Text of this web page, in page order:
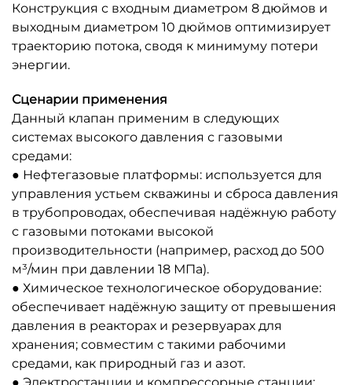
Конструкция с входным диаметром 8 дюймов и
выходным диаметром 10 дюймов оптимизирует
траекторию потока, сводя к минимуму потери
энергии.
Сценарии применения
Данный клапан применим в следующих
системах высокого давления с газовыми
средами:
● Нефтегазовые платформы: используется для
управления устьем скважины и сброса давления
в трубопроводах, обеспечивая надёжную работу
с газовыми потоками высокой
производительности (например, расход до 500
м³/мин при давлении 18 МПа).
● Химическое технологическое оборудование:
обеспечивает надёжную защиту от превышения
давления в реакторах и резервуарах для
хранения; совместим с такими рабочими
средами, как природный газ и азот.